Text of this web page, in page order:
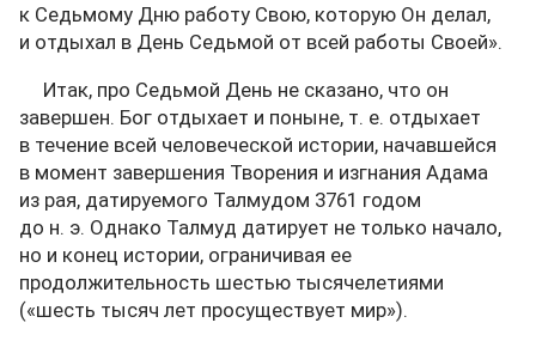
к Седьмому Дню работу Свою, которую Он делал,
и отдыхал в День Седьмой от всей работы Своей».
Итак, про Седьмой День не сказано, что он
завершен. Бог отдыхает и поныне, т. е. отдыхает
в течение всей человеческой истории, начавшейся
в момент завершения Творения и изгнания Адама
из рая, датируемого Талмудом 3761 годом
до н. э. Однако Талмуд датирует не только начало,
но и конец истории, ограничивая ее
продолжительность шестью тысячелетиями
(«шесть тысяч лет просуществует мир»).